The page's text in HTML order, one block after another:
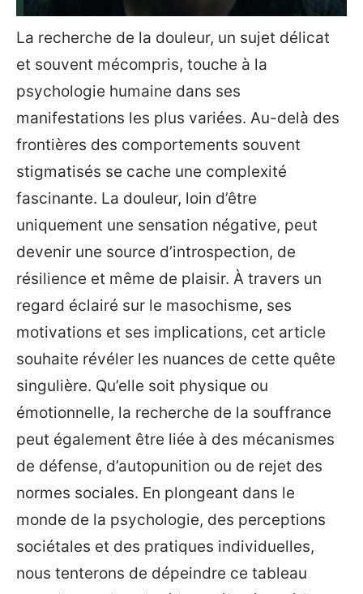
La recherche de la douleur, un sujet délicat
et souvent mécompris, touche à la
psychologie humaine dans ses
manifestations les plus variées. Au-delà des
frontières des comportements souvent
stigmatisés se cache une complexité
fascinante. La douleur, loin d’être
uniquement une sensation négative, peut
devenir une source d’introspection, de
résilience et même de plaisir. À travers un
regard éclairé sur le masochisme, ses
motivations et ses implications, cet article
souhaite révéler les nuances de cette quête
singulière. Qu’elle soit physique ou
émotionnelle, la recherche de la souffrance
peut également être liée à des mécanismes
de défense, d’autopunition ou de rejet des
normes sociales. En plongeant dans le
monde de la psychologie, des perceptions
sociétales et des pratiques individuelles,
nous tenterons de dépeindre ce tableau